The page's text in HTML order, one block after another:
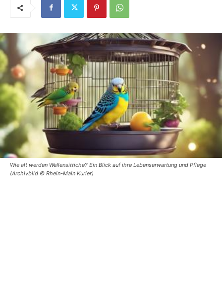
Wie alt werden Wellensittiche? Ein Blick auf ihre Lebenserwartung und Pflege
(Archivbild © Rhein-Main Kurier)